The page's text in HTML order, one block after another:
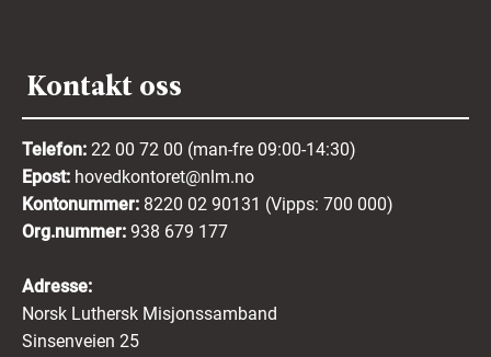
Kontakt oss
Telefon: 22 00 72 00 (man-fre 09:00-14:30)
Epost: hovedkontoret@nlm.no
Kontonummer: 8220 02 90131 (Vipps: 700 000)
Org.nummer: 938 679 177
Adresse:
Norsk Luthersk Misjonssamband
Sinsenveien 25